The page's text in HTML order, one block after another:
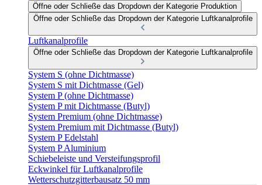
Öffne oder Schließe das Dropdown der Kategorie Produktion
Öffne oder Schließe das Dropdown der Kategorie Luftkanalprofile
Luftkanalprofile
Öffne oder Schließe das Dropdown der Kategorie Luftkanalprofile
System S (ohne Dichtmasse)
System S mit Dichtmasse (Gel)
System P (ohne Dichtmasse)
System P mit Dichtmasse (Butyl)
System Premium (ohne Dichtmasse)
System Premium mit Dichtmasse (Butyl)
System P Edelstahl
System P Aluminium
Schiebeleiste und Versteifungsprofil
Eckwinkel für Luftkanalprofile
Wetterschutzgitterbausatz 50 mm